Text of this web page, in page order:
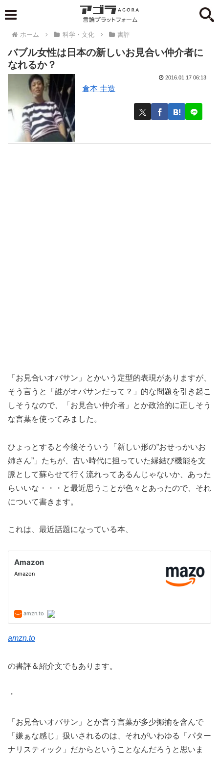
ホーム 科学・文化 書評
バブル女性は日本の新しいお見合い仲介者に
なれるか？
倉本 圭造
2016.01.17 06:13
「お見合いオバサン」とかいう定型的表現がありますが、
そう言うと「誰がオバサンだって？」的な問題を引き起こ
しそうなので、「お見合い仲介者」とか政治的に正しそう
な言葉を使ってみました。
ひょっとすると今後そういう「新しい形の”おせっかいお
姉さん”」たちが、古い時代に担っていた縁結び機能を文
脈として蘇らせて行く流れってあるんじゃないか、あった
らいいな・・・と最近思うことが色々とあったので、それ
について書きます。
これは、最近話題になっている本、
amzn.to
の書評＆紹介文でもあります。
・
「お見合いオバサン」とか言う言葉が多少揶揄を含んで
「嫌ぁな感じ」扱いされるのは、それがいわゆる「パター
ナリスティック」だからということなんだろうと思いま